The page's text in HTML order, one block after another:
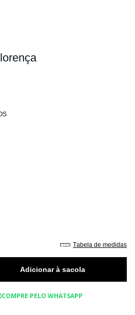
tabela de medidas
COMPRE PELO WHATSAPP